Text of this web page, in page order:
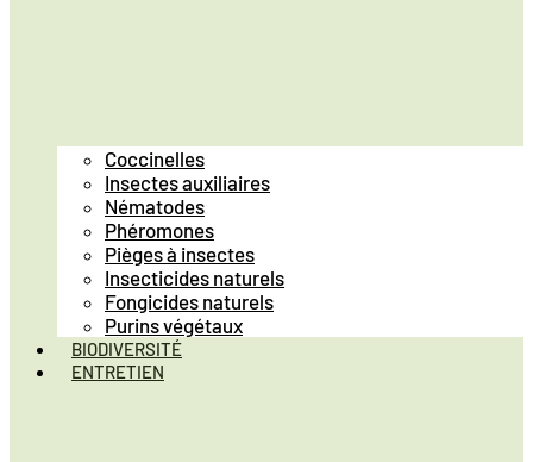
Coccinelles
Insectes auxiliaires
Nématodes
Phéromones
Pièges à insectes
Insecticides naturels
Fongicides naturels
Purins végétaux
BIODIVERSITÉ
ENTRETIEN